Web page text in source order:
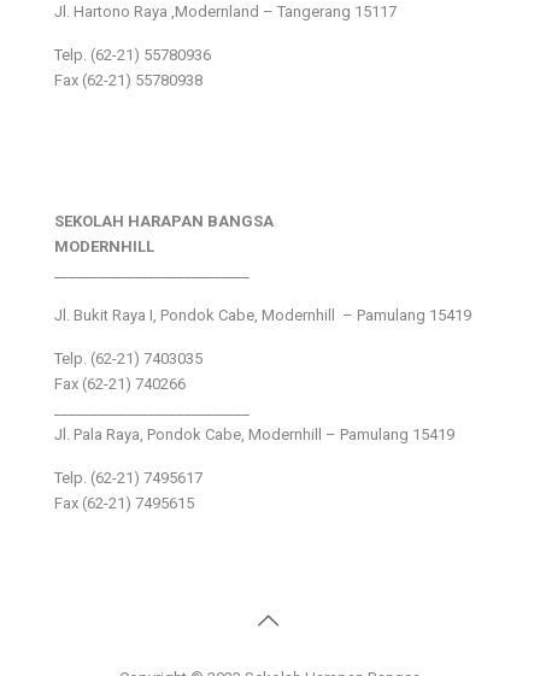
Jl. Hartono Raya ,Modernland – Tangerang 15117
Telp. (62-21) 55780936
Fax (62-21) 55780938
SEKOLAH HARAPAN BANGSA
MODERNHILL
Jl. Bukit Raya I, Pondok Cabe, Modernhill – Pamulang 15419
Telp. (62-21) 7403035
Fax (62-21) 740266
Jl. Pala Raya, Pondok Cabe, Modernhill – Pamulang 15419
Telp. (62-21) 7495617
Fax (62-21) 7495615